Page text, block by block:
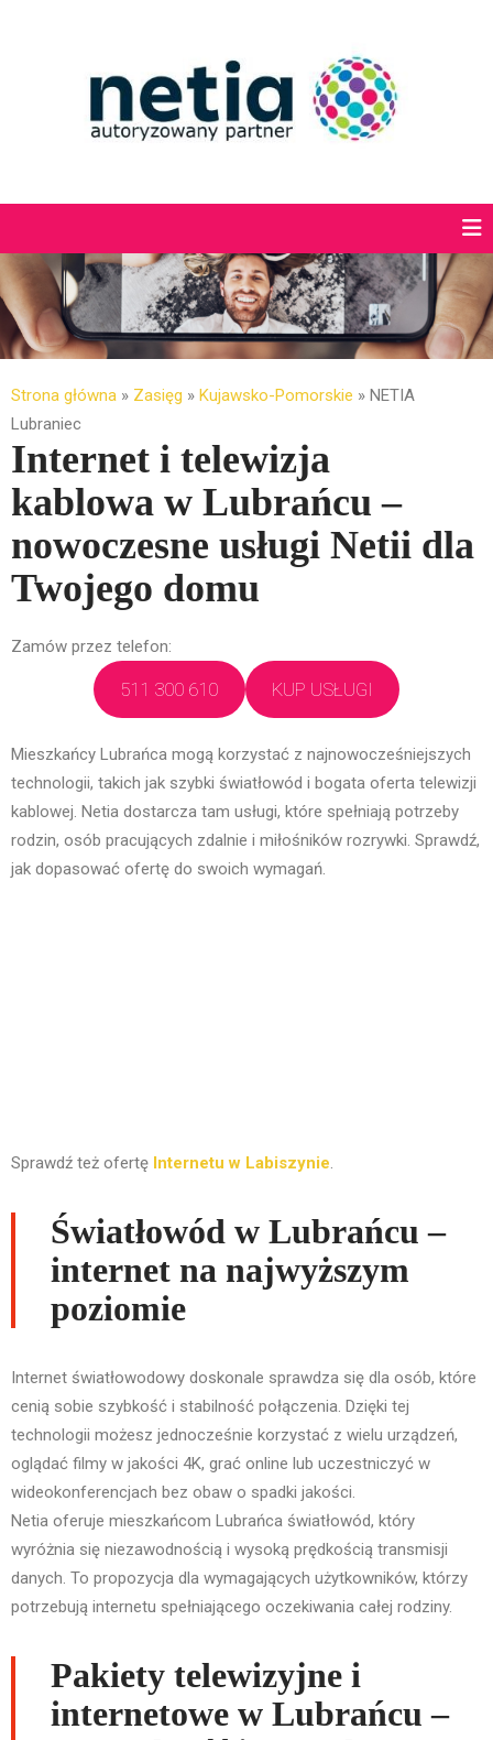
Strona główna » Zasięg » Kujawsko-Pomorskie » NETIA
Lubraniec
Internet i telewizja
kablowa w Lubrańcu –
nowoczesne usługi Netii dla
Twojego domu
Zamów przez telefon:
511 300 610 KUP USŁUGI
Mieszkańcy Lubrańca mogą korzystać z najnowocześniejszych
technologii, takich jak szybki światłowód i bogata oferta telewizji
kablowej. Netia dostarcza tam usługi, które spełniają potrzeby
rodzin, osób pracujących zdalnie i miłośników rozrywki. Sprawdź,
jak dopasować ofertę do swoich wymagań.
Sprawdź też ofertę Internetu w Labiszynie.
Światłowód w Lubrańcu –
internet na najwyższym
poziomie
Internet światłowodowy doskonale sprawdza się dla osób, które
cenią sobie szybkość i stabilność połączenia. Dzięki tej
technologii możesz jednocześnie korzystać z wielu urządzeń,
oglądać filmy w jakości 4K, grać online lub uczestniczyć w
wideokonferencjach bez obaw o spadki jakości.
Netia oferuje mieszkańcom Lubrańca światłowód, który
wyróżnia się niezawodnością i wysoką prędkością transmisji
danych. To propozycja dla wymagających użytkowników, którzy
potrzebują internetu spełniającego oczekiwania całej rodziny.
Pakiety telewizyjne i
internetowe w Lubrańcu –